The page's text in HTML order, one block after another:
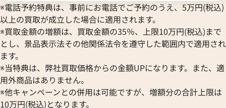
※電話予約特典は、事前にお電話でご予約のうえ、5万円(税込)
以上の買取が成立した場合に適用されます。
※買取金額の増額は、買取金額の35％、上限10万円(税込)まで
とし、景品表示法その他関係法令を遵守した範囲内で適用され
ます。
※当特典は、弊社買取価格からの金額UPになります。また、適
用外商品はありません。
※他キャンペーンとの併用は可能ですが、増額分の合計上限は
10万円(税込)となります。